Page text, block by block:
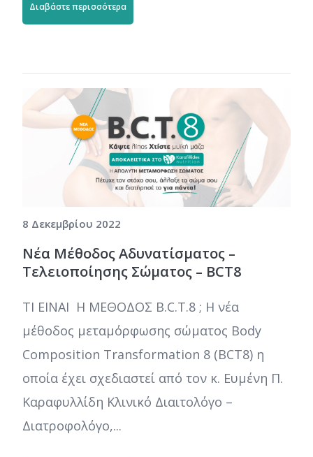
Διαβάστε περισσότερα
8 Δεκεμβρίου 2022
Νέα Μέθοδος Αδυνατίσματος –
Τελειοποίησης Σώματος – BCT8
ΤΙ ΕΙΝΑΙ Η ΜΕΘΟΔΟΣ B.C.T.8 ; Η νέα
μέθοδος μεταμόρφωσης σώματος Body
Composition Transformation 8 (BCT8) η
οποία έχει σχεδιαστεί από τον κ. Ευμένη Π.
Καραφυλλίδη Κλινικό Διαιτολόγο –
Διατροφολόγο,...